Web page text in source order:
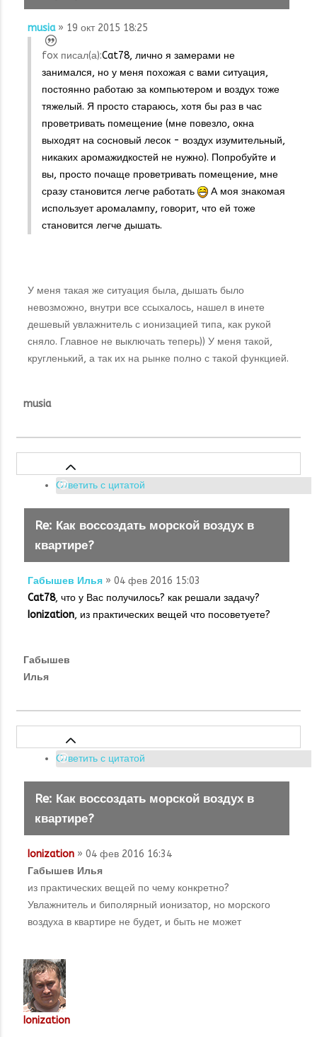
musia» 19 окт 2015 18:25
fox писал(а):Cat78, лично я замерами не
занимался, но у меня похожая с вами ситуация,
постоянно работаю за компьютером и воздух тоже
тяжелый. Я просто стараюсь, хотя бы раз в час
проветривать помещение (мне повезло, окна
выходят на сосновый лесок - воздух изумительный,
никаких аромажидкостей не нужно). Попробуйте и
вы, просто почаще проветривать помещение, мне
сразу становится легче работать
А моя знакомая
использует аромалампу, говорит, что ей тоже
становится легче дышать.
У меня такая же ситуация была, дышать было
невозможно, внутри все ссыхалось, нашел в инете
дешевый увлажнитель с ионизацией типа, как рукой
сняло. Главное не выключать теперь)) У меня такой,
кругленький, а так их на рынке полно с такой функцией.
musia
Ответить с цитатой
Re: Как воссоздать морской воздух в
квартире?
Габышев Илья » 04 фев 2016 15:03
Cat78, что у Вас получилось? как решали задачу?
Ionization, из практических вещей что посоветуете?
Габышев
Илья
Ответить с цитатой
Re: Как воссоздать морской воздух в
квартире?
Ionization » 04 фев 2016 16:34
Габышев Илья
из практических вещей по чему конкретно?
Увлажнитель и биполярный ионизатор, но морского
воздуха в квартире не будет, и быть не может
Ionization